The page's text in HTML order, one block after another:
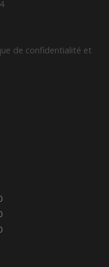
de confidentialité et